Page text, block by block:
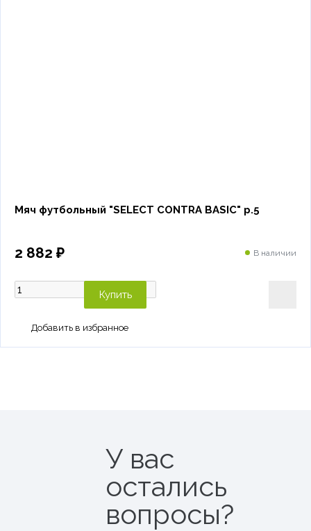
Мяч футбольный "SELECT CONTRA BASIC" р.5
2 882 ₽ В наличии
Купить
У вас
остались
вопросы?